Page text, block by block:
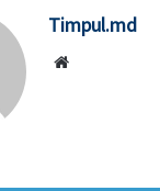
Timpul.md